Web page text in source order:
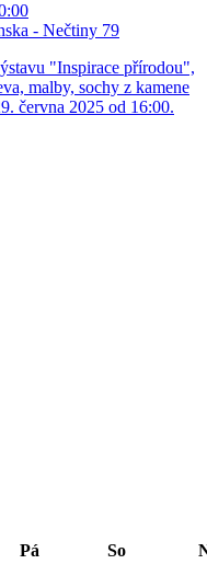
- Nečtiny 79
"Inspirace přírodou",
malby, sochy z kamene
června 2025 od 16:00.
Pá So